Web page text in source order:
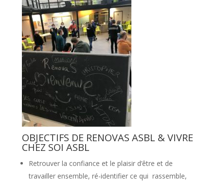
OBJECTIFS DE RENOVAS ASBL & VIVRE
CHEZ SOI ASBL
Retrouver la confiance et le plaisir d’être et de
travailler ensemble, ré-identifier ce qui rassemble,